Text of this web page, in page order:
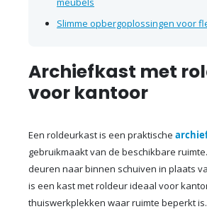
Slimme opbergoplossingen voor
Archiefkast met
voor kantoor
Een roldeurkast is een praktische
gebruikmaakt van de beschikbare
deuren naar binnen schuiven in plaats
is een kast met roldeur ideaal voor
thuiswerkplekken waar ruimte beperkt is.